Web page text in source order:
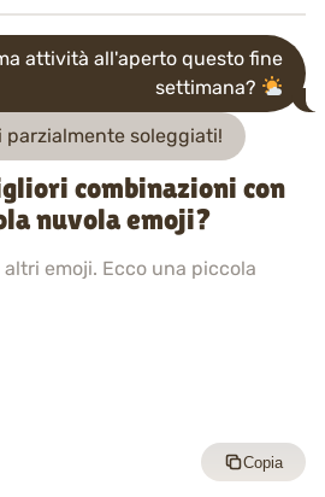
attività all'aperto questo fine
settimana?
parzialmente soleggiati!
combinazioni con
nuvola emoji?
emoji. Ecco una piccola
Copia